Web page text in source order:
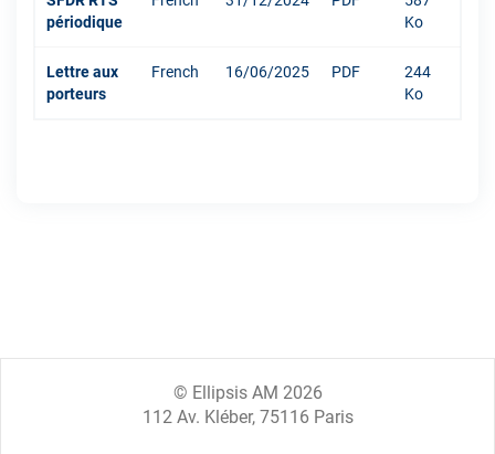
périodique
Ko
Lettre aux
porteurs
French 16/06/2025 PDF
244
Ko
© Ellipsis AM 2026
112 Av. Kléber, 75116 Paris